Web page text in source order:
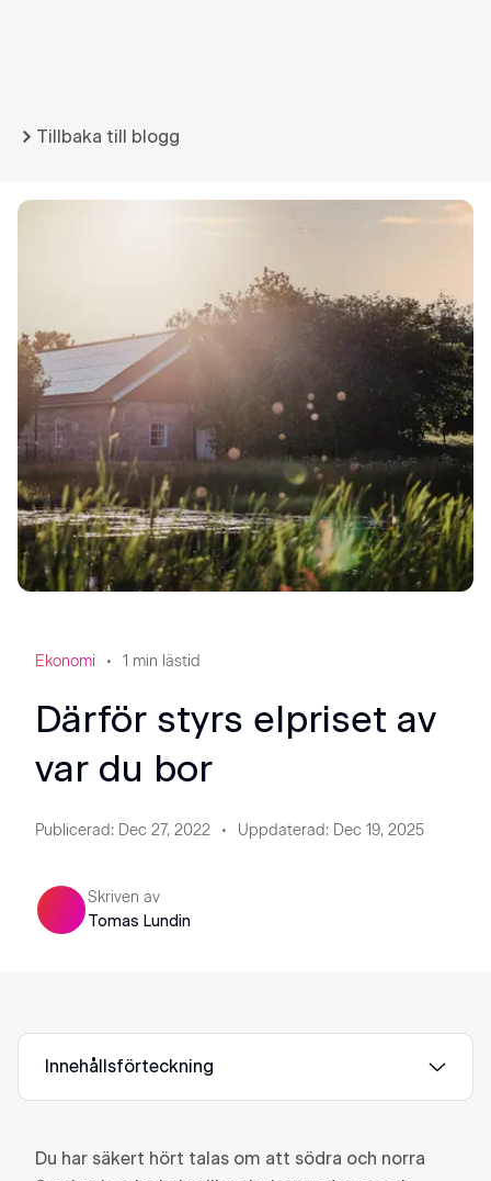
Tillbaka till blogg
Ekonomi 1 min lästid
Därför styrs elpriset av
var du bor
Publicerad: Dec 27, 2022 Uppdaterad: Dec 19, 2025
Skriven av
Tomas Lundin
Innehållsförteckning
Du har säkert hört talas om att södra och norra